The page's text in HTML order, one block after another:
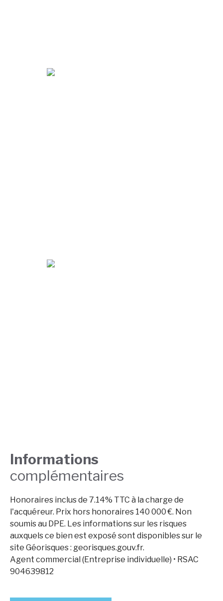
Informations
complémentaires
Honoraires inclus de 7.14% TTC à la charge de
l'acquéreur. Prix hors honoraires 140 000 €. Non
soumis au DPE. Les informations sur les risques
auxquels ce bien est exposé sont disponibles sur le
site Géorisques : georisques.gouv.fr.
Agent commercial (Entreprise individuelle) • RSAC
904639812